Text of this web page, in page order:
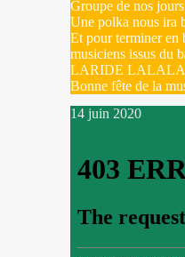
Groupe de nos
Une polka nous ira
Et pour terminer en
musiciens issus du
LARIDE
Bonne fête de la
14 juin 2020